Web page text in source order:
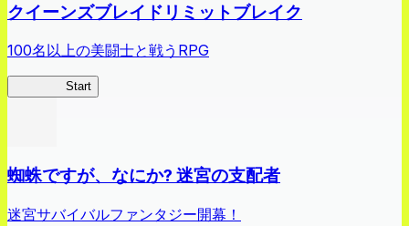
クイーンズブレイドリミットブレイク
100名以上の美闘士と戦うRPG
Start
蜘蛛ですが、なにか? 迷宮の支配者
迷宮サバイバルファンタジー開幕！